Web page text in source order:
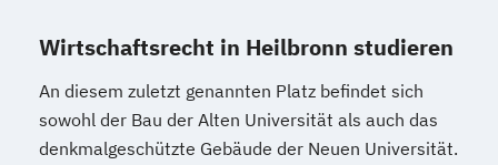
Wirtschaftsrecht in Heilbronn studieren
An diesem zuletzt genannten Platz befindet sich
sowohl der Bau der Alten Universität als auch das
denkmalgeschützte Gebäude der Neuen Universität.